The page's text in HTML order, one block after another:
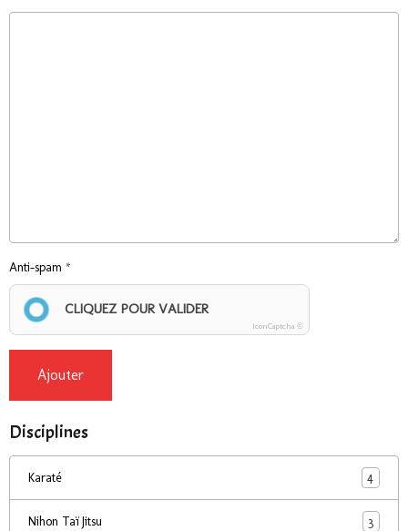
Anti-spam
CLIQUEZ POUR VALIDER
IconCaptcha ©
Ajouter
Disciplines
Karaté 4
Nihon Taï Jitsu 3